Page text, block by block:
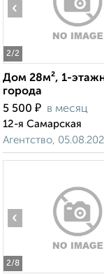
2/2
‹
Дом 28м², 1-
города
5 500 ₽ в месяц
12-я Самарская
Агентство,
2/8
‹